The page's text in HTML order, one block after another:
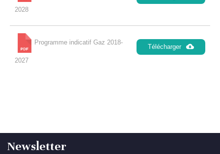
2028
Programme indicatif Gaz 2018-
2027
Télécharger
Newsletter